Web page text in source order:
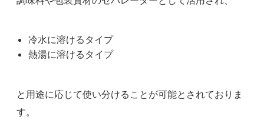
冷水に溶けるタイプ
熱湯に溶けるタイプ
と用途に応じて使い分けることが可能とされておりま
す。